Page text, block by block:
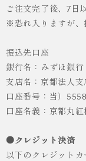
ご注文完了後、7日
※恐れ入りますが、
振込先口座
銀行名：みずほ銀行
支店名：京都法人支
口座番号：当）
口座名義：京都丸紅
●クレジット決済
以下のクレジットカ